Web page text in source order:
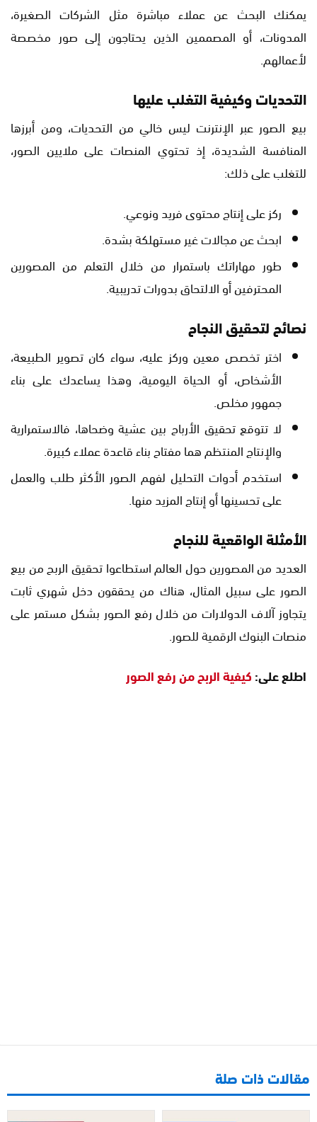
يمكنك البحث عن عملاء مباشرة مثل الشركات الصغيرة،
المدونات، أو المصممين الذين يحتاجون إلى صور مخصصة
لأعمالهم.
التحديات وكيفية التغلب عليها
بيع الصور عبر الإنترنت ليس خالي من التحديات، ومن أبرزها
المنافسة الشديدة، إذ تحتوي المنصات على ملايين الصور،
للتغلب على ذلك:
ركز على إنتاج محتوى فريد ونوعي.
ابحث عن مجالات غير مستهلكة بشدة.
طور مهاراتك باستمرار من خلال التعلم من المصورين
المحترفين أو الالتحاق بدورات تدريبية.
نصائح لتحقيق النجاح
اختر تخصص معين وركز عليه، سواء كان تصوير الطبيعة،
الأشخاص، أو الحياة اليومية، وهذا يساعدك على بناء
جمهور مخلص.
لا تتوقع تحقيق الأرباح بين عشية وضحاها، فالاستمرارية
والإنتاج المنتظم هما مفتاح بناء قاعدة عملاء كبيرة.
استخدم أدوات التحليل لفهم الصور الأكثر طلب والعمل
على تحسينها أو إنتاج المزيد منها.
الأمثلة الواقعية للنجاح
العديد من المصورين حول العالم استطاعوا تحقيق الربح من بيع
الصور على سبيل المثال، هناك من يحققون دخل شهري ثابت
يتجاوز آلاف الدولارات من خلال رفع الصور بشكل مستمر على
منصات البنوك الرقمية للصور.
اطلع على:كيفية الربح من رفع الصور
مقالات ذات صلة